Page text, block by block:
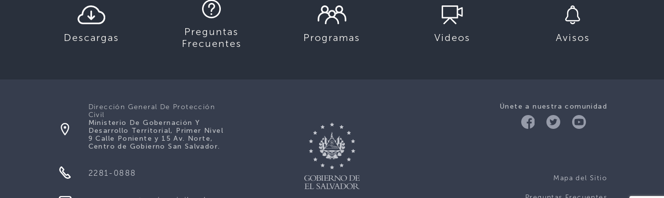
Descargas
Preguntas
Frecuentes
Programas Videos Avisos
Únete a nuestra comunidad
Mapa del Sitio
Dirección General De Protección
Civil
Ministerio De Gobernación Y
Desarrollo Territorial, Primer Nivel
9 Calle Poniente y 15 Av. Norte,
Centro de Gobierno San Salvador.
2281-0888